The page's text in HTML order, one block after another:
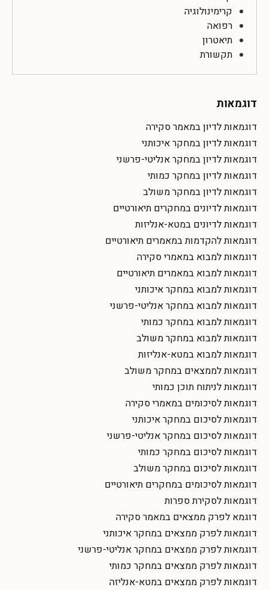
קרימינולוגיה
רפואה
תיאטרון
תקשורת
דוגמאות
דוגמאות לדיון במאמר סקירה
דוגמאות לדיון במחקר איכותני
דוגמאות לדיון במחקר אנליטי-פרשני
דוגמאות לדיון במחקר כמותי
דוגמאות לדיון במחקר משולב
דוגמאות לדיונים במחקרים תיאורטיים
דוגמאות לדיונים במטא-אנליזות
דוגמאות להקדמות במאמרים תיאורטיים
דוגמאות למבוא במאמרי סקירה
דוגמאות למבוא במאמרים תיאורטיים
דוגמאות למבוא במחקר איכותני
דוגמאות למבוא במחקר אנליטי-פרשני
דוגמאות למבוא במחקר כמותי
דוגמאות למבוא במחקר משולב
דוגמאות למבוא במטא-אנליזות
דוגמאות לממצאים במחקר משולב
דוגמאות לניתוח תוכן כמותי
דוגמאות לסיכומים במאמרי סקירה
דוגמאות לסיכום במחקר איכותני
דוגמאות לסיכום במחקר אנליטי-פרשני
דוגמאות לסיכום במחקר כמותי
דוגמאות לסיכום במחקר משולב
דוגמאות לסיכומים במחקרים תיאורטיים
דוגמאות לסקירת ספרות
דוגמא לפרק ממצאים במאמר סקירה
דוגמאות לפרק ממצאים במחקר איכותני
דוגמאות לפרק ממצאים במחקר אנליטי-פרשני
דוגמאות לפרק ממצאים במחקר כמותי
דוגמאות לפרק ממצאים במטא-אנליזה